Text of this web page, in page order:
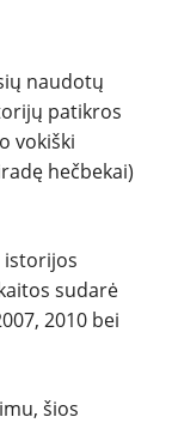
naudotų
patikros
vokiški
hečbekai)
istorijos
sudarė
2010 bei
šios